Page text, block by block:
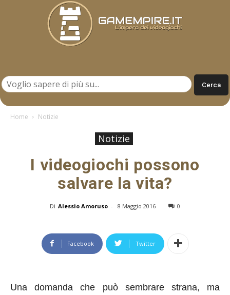
Home Notizie
Notizie
I videogiochi possono
salvare la vita?
Di Alessio Amoruso - 8 Maggio 2016 0
Facebook Twitter
Una domanda che può sembrare strana, ma